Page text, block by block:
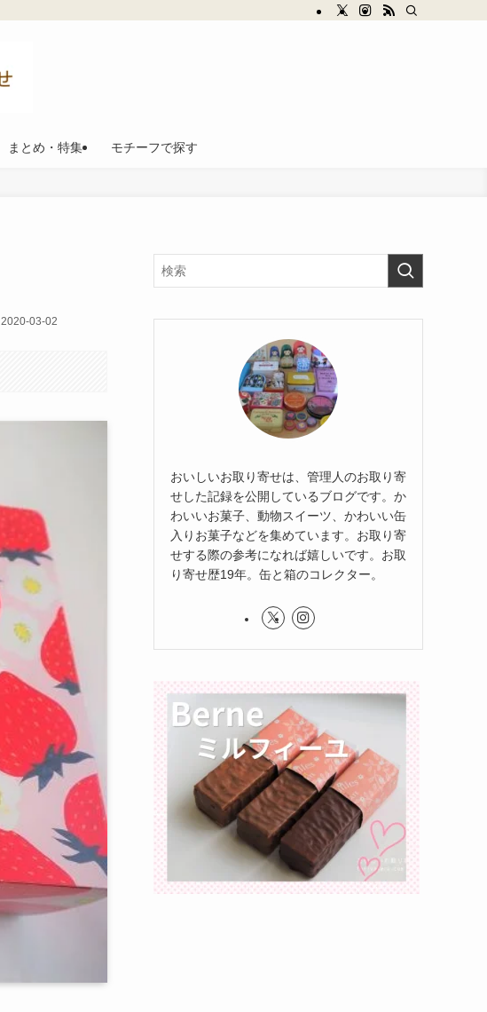
まとめ・特集 モチーフで探す
2020-03-02
おいしいお取り寄せは、管理人のお取り寄
せした記録を公開しているブログです。か
わいいお菓子、動物スイーツ、かわいい缶
入りお菓子などを集めています。お取り寄
せする際の参考になれば嬉しいです。お取
り寄せ歴19年。缶と箱のコレクター。